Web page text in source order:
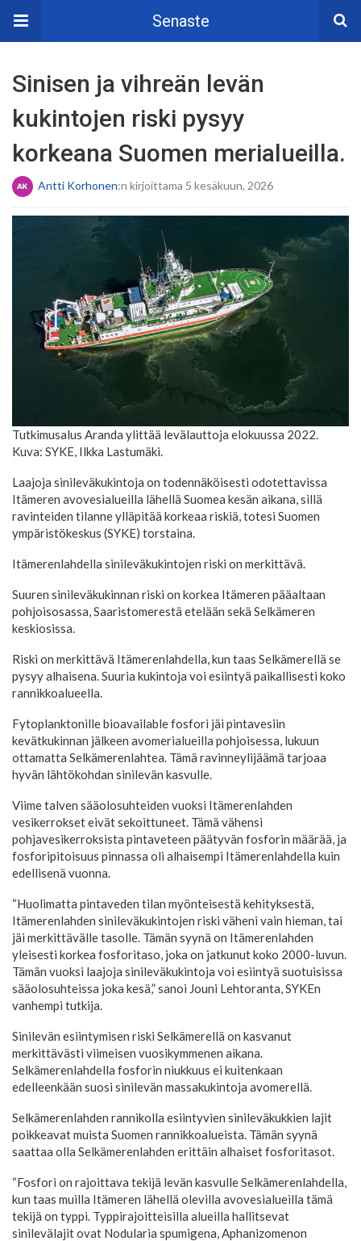
Senaste
Sinisen ja vihreän levän
kukintojen riski pysyy
korkeana Suomen merialueilla.
Antti Korhonen:n kirjoittama 5 kesäkuun, 2026
Tutkimusalus Aranda ylittää levälauttoja elokuussa 2022.
Kuva: SYKE, Ilkka Lastumäki.
Laajoja sinileväkukintoja on todennäköisesti odotettavissa
Itämeren avovesialueilla lähellä Suomea kesän aikana, sillä
ravinteiden tilanne ylläpitää korkeaa riskiä, totesi Suomen
ympäristökeskus (SYKE) torstaina.
Itämerenlahdella sinileväkukintojen riski on merkittävä.
Suuren sinileväkukinnan riski on korkea Itämeren pääaltaan
pohjoisosassa, Saaristomerestä etelään sekä Selkämeren
keskiosissa.
Riski on merkittävä Itämerenlahdella, kun taas Selkämerellä se
pysyy alhaisena. Suuria kukintoja voi esiintyä paikallisesti koko
rannikkoalueella.
Fytoplanktonille bioavailable fosfori jäi pintavesiin
kevätkukinnan jälkeen avomerialueilla pohjoisessa, lukuun
ottamatta Selkämerenlahtea. Tämä ravinneylijäämä tarjoaa
hyvän lähtökohdan sinilevän kasvulle.
Viime talven sääolosuhteiden vuoksi Itämerenlahden
vesikerrokset eivät sekoittuneet. Tämä vähensi
pohjavesikerroksista pintaveteen päätyvän fosforin määrää, ja
fosforipitoisuus pinnassa oli alhaisempi Itämerenlahdella kuin
edellisenä vuonna.
“Huolimatta pintaveden tilan myönteisestä kehityksestä,
Itämerenlahden sinileväkukintojen riski väheni vain hieman, tai
jäi merkittävälle tasolle. Tämän syynä on Itämerenlahden
yleisesti korkea fosforitaso, joka on jatkunut koko 2000-luvun.
Tämän vuoksi laajoja sinileväkukintoja voi esiintyä suotuisissa
sääolosuhteissa joka kesä,” sanoi Jouni Lehtoranta, SYKEn
vanhempi tutkija.
Sinilevän esiintymisen riski Selkämerellä on kasvanut
merkittävästi viimeisen vuosikymmenen aikana.
Selkämerenlahdella fosforin niukkuus ei kuitenkaan
edelleenkään suosi sinilevän massakukintoja avomerellä.
Selkämerenlahden rannikolla esiintyvien sinileväkukkien lajit
poikkeavat muista Suomen rannikkoalueista. Tämän syynä
saattaa olla Selkämerenlahden erittäin alhaiset fosforitasot.
“Fosfori on rajoittava tekijä levän kasvulle Selkämerenlahdella,
kun taas muilla Itämeren lähellä olevilla avovesialueilla tämä
tekijä on typpi. Typpirajoitteisilla alueilla hallitsevat
sinilevälajit ovat Nodularia spumigena, Aphanizomenon